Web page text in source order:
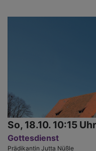
So, 18.10. 10:15 Uhr
Gottesdienst
Prädikantin Jutta Nüßle